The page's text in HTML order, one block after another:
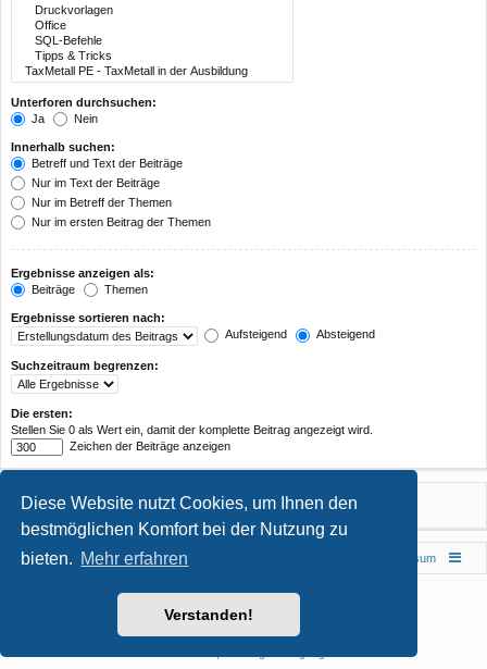
Diese Website nutzt Cookies, um Ihnen den
bestmöglichen Komfort bei der Nutzung zu
bieten. Mehr erfahren
Verstanden!
Unterforen durchsuchen:
Ja
Nein
Innerhalb suchen:
Betreff und Text der Beiträge
Nur im Text der Beiträge
Nur im Betreff der Themen
Nur im ersten Beitrag der Themen
Ergebnisse anzeigen als:
Beiträge
Themen
Ergebnisse sortieren nach:
Aufsteigend
Absteigend
Suchzeitraum begrenzen:
Die ersten:
Stellen Sie 0 als Wert ein, damit der komplette Beitrag angezeigt wird.
Zeichen der Beiträge anzeigen
Foren-Übersicht Impressum
Powered byphpBB® Forum Software © phpBB Limited
Style vonArty- phpBB 3.3 von MrGaby
phpBB.de